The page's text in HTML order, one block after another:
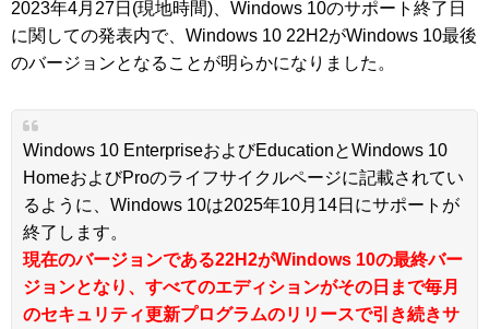
2023年4月27日(現地時間)、Windows 10のサポート終了日
に関しての発表内で、Windows 10 22H2がWindows 10最後
のバージョンとなることが明らかになりました。
Windows 10 EnterpriseおよびEducationとWindows 10
HomeおよびProのライフサイクルページに記載されてい
るように、Windows 10は2025年10月14日にサポートが
終了します。
現在のバージョンである22H2がWindows 10の最終バー
ジョンとなり、すべてのエディションがその日まで毎月
のセキュリティ更新プログラムのリリースで引き続きサ